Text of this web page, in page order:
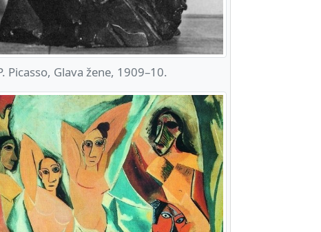
Picasso, Glava žene, 1909–10.